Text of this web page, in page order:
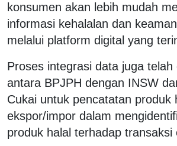
konsumen akan lebih mudah
informasi kehalalan dan
melalui platform digital yang
Proses integrasi data juga telah
antara BPJPH dengan INSW
Cukai untuk pencatatan produk
ekspor/impor dalam
produk halal terhadap transaksi